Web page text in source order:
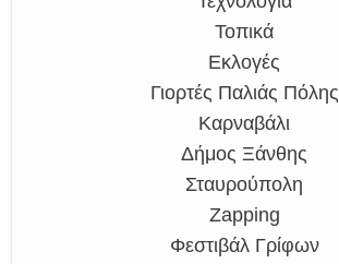
Τοπικά
Εκλογές
Γιορτές Παλιάς Πόλης
Καρναβάλι
Δήμος Ξάνθης
Σταυρούπολη
Zapping
Φεστιβάλ Γρίφων